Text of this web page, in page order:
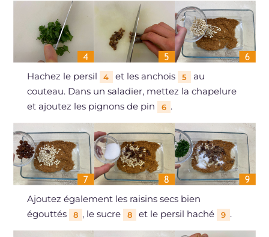
Hachez le persil 4 et les anchois 5
au
couteau. Dans un saladier, mettez la chapelure
et ajoutez les pignons de pin
6 .
Ajoutez également les raisins secs bien
égouttés
8 , le sucre 8 et le persil haché 9 .